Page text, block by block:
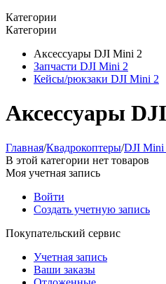
Категории
Категории
Аксессуары DJI Mini 2
Запчасти DJI Mini 2
Кейсы/рюкзаки DJI Mini 2
Аксессуары
Главная/Квадрокоптеры/DJI Mini
В этой категории нет товаров
Моя учетная запись
Войти
Создать учетную запись
Покупательский сервис
Учетная запись
Ваши заказы